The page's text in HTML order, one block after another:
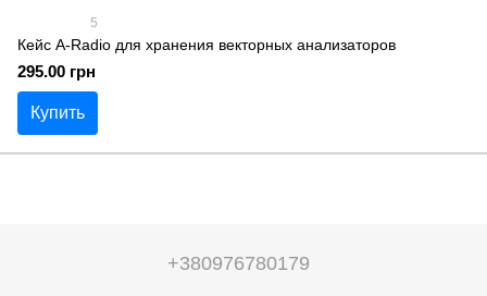
5
Кейс A-Radio для хранения векторных анализаторов
295.00 грн
Купить
+380976780179